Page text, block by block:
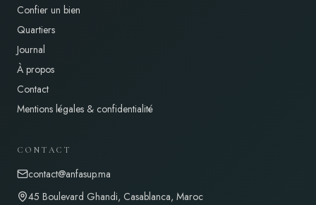
Confier un bien
Quartiers
Journal
À propos
Contact
Mentions légales & confidentialité
CONTACT
contact@anfasup.ma
45 Boulevard Ghandi, Casablanca, Maroc